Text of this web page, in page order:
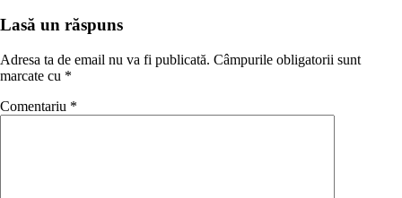
Lasă un răspuns
Adresa ta de email nu va fi publicată. Câmpurile obligatorii sunt
marcate cu *
Comentariu *